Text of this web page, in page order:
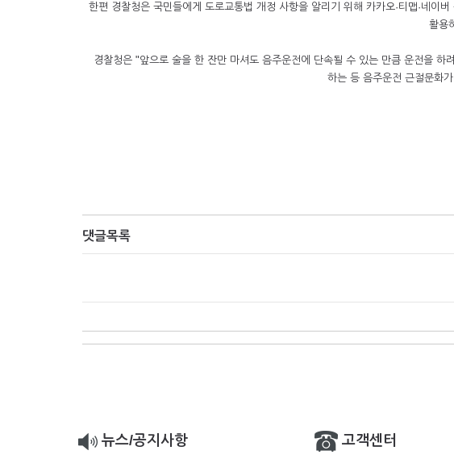
한편 경찰청은 국민들에게 도로교통법 개정 사항을 알리기 위해 카카오·티맵·네이
활용
경찰청은 "앞으로 술을 한 잔만 마셔도 음주운전에 단속될 수 있는 만큼 운전을
하는 등 음주운전 근절문화
댓글목록
뉴스/공지사항 고객센터